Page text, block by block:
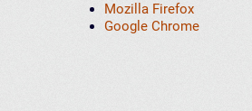
Mozilla Firefox
Google Chrome